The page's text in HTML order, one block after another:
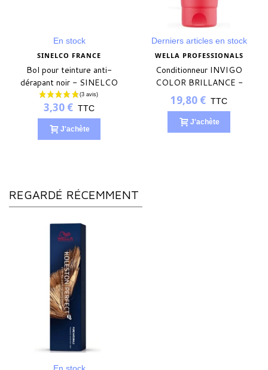
En stock
SINELCO FRANCE
Bol pour teinture anti-
dérapant noir - SINELCO
FRANCE
3,30 € TTC
J'achète
Derniers articles en stock
WELLA PROFESSIONALS
Conditionneur INVIGO
COLOR BRILLANCE -
cheveux épais
19,80 € TTC
J'achète
REGARDÉ RÉCEMMENT